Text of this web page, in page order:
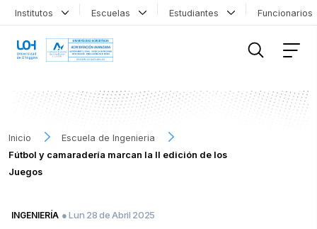
Institutos Escuelas Estudiantes
Inicio
Escuela de Ingenieria
Fútbol y camaradería marcan la II edición de los
Juegos
INGENIERÍA ● Lun 28 de Abril 2025